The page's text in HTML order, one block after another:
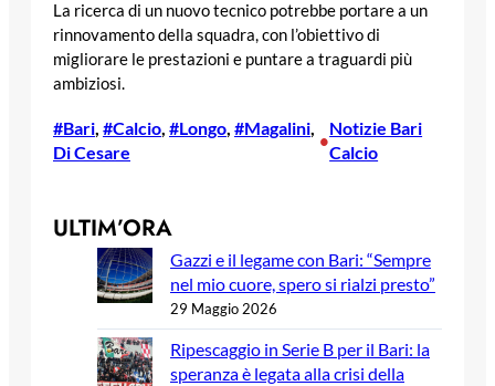
La ricerca di un nuovo tecnico potrebbe portare a un
rinnovamento della squadra, con l’obiettivo di
migliorare le prestazioni e puntare a traguardi più
ambiziosi.
#Bari, #Calcio, #Longo, #Magalini
Di Cesare
•
Notizie Bari
Calcio
ULTIM’ORA
Gazzi e il legame con Bari: “Sempre
nel mio cuore, spero si rialzi presto”
29 Maggio 2026
Ripescaggio in Serie B per il Bari: la
speranza è legata alla crisi della